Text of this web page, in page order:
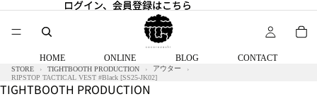
ログイン、会員登録はこちら
ログイン、会員登録はこちら
HOME ONLINE BLOG CONTACT
STORE TIGHTBOOTH PRODUCTION
アウター
RIPSTOP TACTICAL VEST #Black [SS25-JK02]
TIGHTBOOTH PRODUCTION